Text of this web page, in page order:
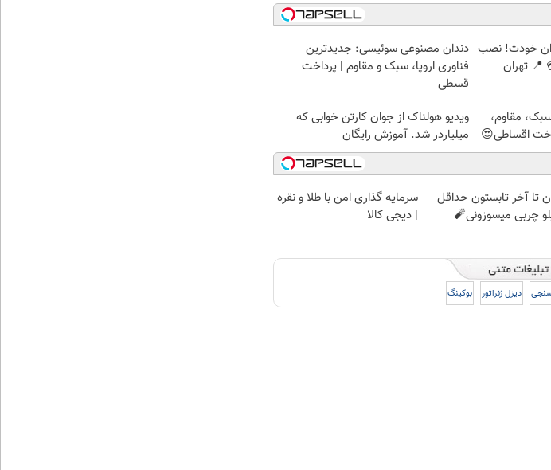
خودت! نصب
📍 تهران
دندان مصنوعی سوئیسی: جدیدترین
فناوری اروپا، سبک و مقاوم | پرداخت
قسطی
مقاوم،
اقساطی😍
ویدیو هولناک از جوان کارتن خوابی که
میلیاردر شد. آموزش رایگان
تا آخر تابستون حداقل
سرمایه گذاری امن با طلا و نقره
| دیجی کالا
دیزل ژنراتور بوکینگ